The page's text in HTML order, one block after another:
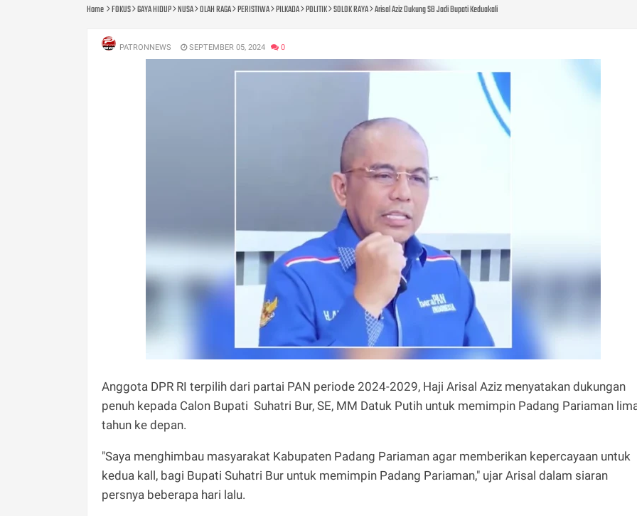
Home FOKUS GAYA HIDUP NUSA OLAH RAGA PERISTIWA PILKADA POLITIK SOLOK RAYA Arisal Aziz Dukung SB Jadi Bupati Keduakali
PATRONNEWS SEPTEMBER 05, 2024 0
Anggota DPR RI terpilih dari partai PAN periode 2024-2029, Haji Arisal Aziz menyatakan dukungan
penuh kepada Calon Bupati Suhatri Bur, SE, MM Datuk Putih untuk memimpin Padang Pariaman
tahun ke depan.
"Saya menghimbau masyarakat Kabupaten Padang Pariaman agar memberikan kepercayaan untuk
kedua kall, bagi Bupati Suhatri Bur untuk memimpin Padang Pariaman," ujar Arisal dalam siaran
persnya beberapa hari lalu.